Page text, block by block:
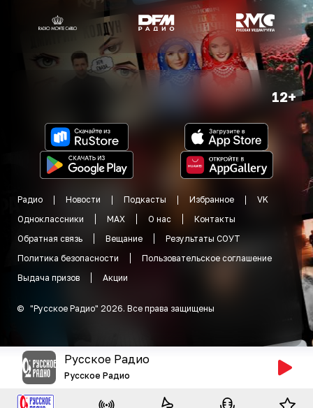
12+
Радио Новости Подкасты Избранное
VK
Одноклассники
MAX О нас
Контакты
Обратная связь
Вещание
Результаты СОУТ
Политика безопасности
Пользовательское соглашение
Выдача призов
Акции
© "Русское Радио" 2026. Все права защищены
Русское Радио
Русское Радио